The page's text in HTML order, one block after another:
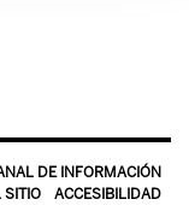
DE INFORMACIÓN
SITIO
ACCESIBILIDAD